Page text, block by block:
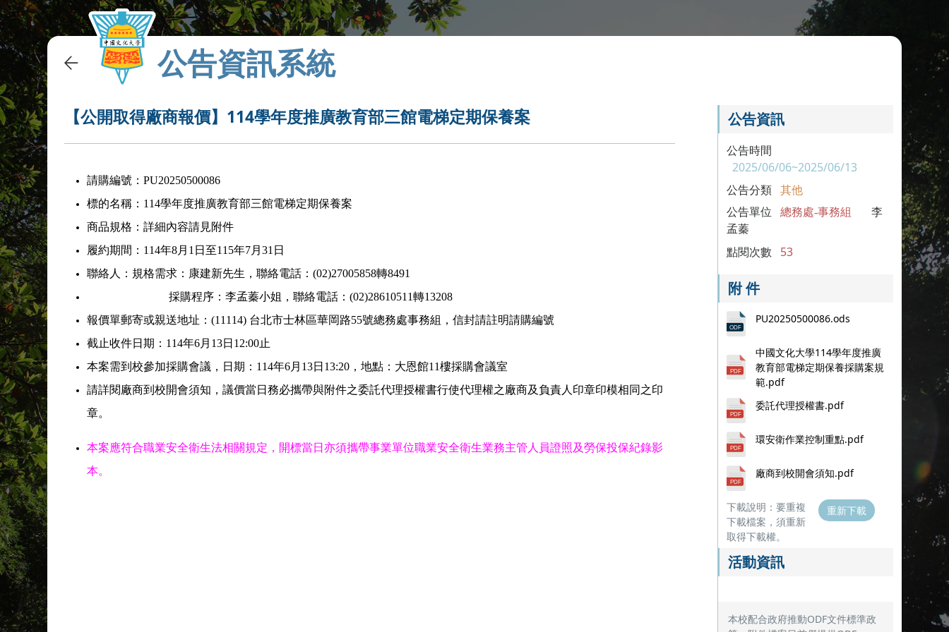
公告資訊系統
【公開取得廠商報價】114學年度推廣教育部三館電梯定期保養案
請購編號：PU20250500086
標的名稱：114學年度推廣教育部三館電梯定期保養案
商品規格：詳細內容請見附件
履約期間：114年8月1日至115年7月31日
聯絡人：規格需求：康建新先生，聯絡電話：(02)27005858轉8491
採購程序：李孟蓁小姐，聯絡電話：(02)28610511轉13208
報價單郵寄或親送地址：(11114) 台北市士林區華岡路55號總務處事務組，信封請註明請購編號
截止收件日期：114年6月13日12:00止
本案需到校參加採購會議，日期：114年6月13日13:20，地點：大恩館11樓採購會議室
請詳閱廠商到校開會須知，議價當日務必攜帶與附件之委託代理授權書行使代理權之廠商及負責人印章印模相同之印
章。
本案應符合職業安全衛生法相關規定，開標當日亦須攜帶事業單位職業安全衛生業務主管人員證照及勞保投保紀錄影
本。
公告資訊
公告時間
2025/06/06~2025/06/13
公告分類 其他
公告單位 總務處-事務組
李
孟蓁
點閱次數 53
附 件
PU20250500086.ods
中國文化大學114學年度推廣
教育部電梯定期保養採購案規
範.pdf
委託代理授權書.pdf
環安衛作業控制重點.pdf
廠商到校開會須知.pdf
下載說明：要重複
下載檔案，須重新
取得下載權。
重新下載
活動資訊
本校配合政府推動ODF文件標準政